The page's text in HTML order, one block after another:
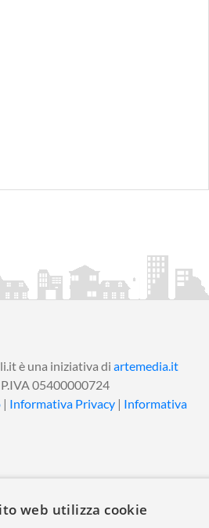
è una iniziativa di artemedia.it
05400000724
| Informativa Privacy | Informativa
web utilizza cookie